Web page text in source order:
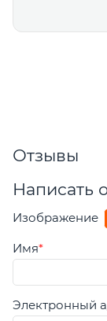
Отзывы
Написать
Изображение
Имя
Электронный